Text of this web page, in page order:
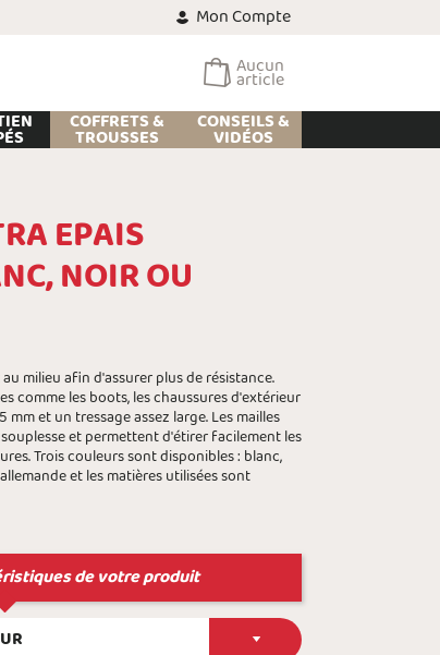
Mon Compte
Aucun
article
COFFRETS &
TROUSSES
CONSEILS &
VIDÉOS
EPAIS
NOIR OU
milieu afin d'assurer plus de résistance.
comme les boots, les chaussures d'extérieur
et un tressage assez large. Les mailles
et permettent d'étirer facilement les
Trois couleurs sont disponibles : blanc,
et les matières utilisées sont
de votre produit